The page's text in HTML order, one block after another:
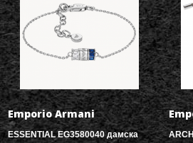
Emporio Armani
ESSENTIAL EG3580040 дамска